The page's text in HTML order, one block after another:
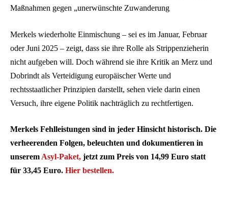
Maßnahmen gegen „unerwünschte Zuwanderung
Merkels wiederholte Einmischung – sei es im Januar, Februar
oder Juni 2025 – zeigt, dass sie ihre Rolle als Strippenzieherin
nicht aufgeben will. Doch während sie ihre Kritik an Merz und
Dobrindt als Verteidigung europäischer Werte und
rechtsstaatlicher Prinzipien darstellt, sehen viele darin einen
Versuch, ihre eigene Politik nachträglich zu rechtfertigen.
Merkels Fehlleistungen sind in jeder Hinsicht historisch. Die
verheerenden Folgen, beleuchten und dokumentieren in
unserem Asyl-Paket, jetzt zum Preis von 14,99 Euro statt
für 33,45 Euro. Hier bestellen.